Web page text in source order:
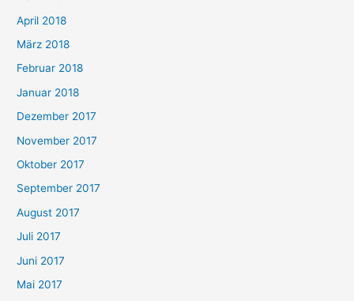
April 2018
März 2018
Februar 2018
Januar 2018
Dezember 2017
November 2017
Oktober 2017
September 2017
August 2017
Juli 2017
Juni 2017
Mai 2017